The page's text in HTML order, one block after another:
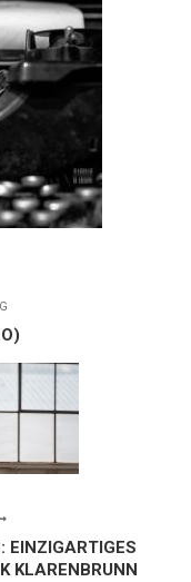
EINZIGARTIGES
KLARENBRUNN